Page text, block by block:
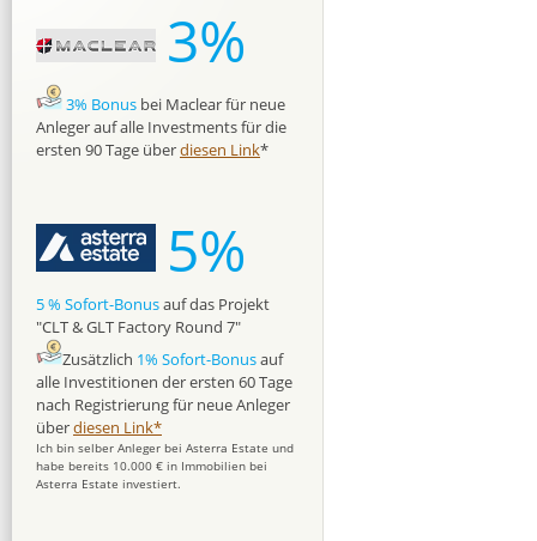
3%
3% Bonus bei Maclear für neue
Anleger auf alle Investments für die
ersten 90 Tage überdiesen Link*
5%
5 % Sofort-Bonusauf das Projekt
"CLT & GLT Factory Round 7"
Zusätzlich 1% Sofort-Bonusauf
alle Investitionen der ersten 60 Tage
nach Registrierung für neue Anleger
überdiesen Link*
Ich bin selber Anleger bei Asterra Estate und
habe bereits 10.000 € in Immobilien bei
Asterra Estate investiert.